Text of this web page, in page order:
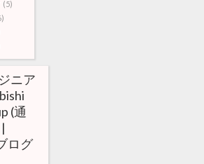
(5)
ニア
(通
ログ